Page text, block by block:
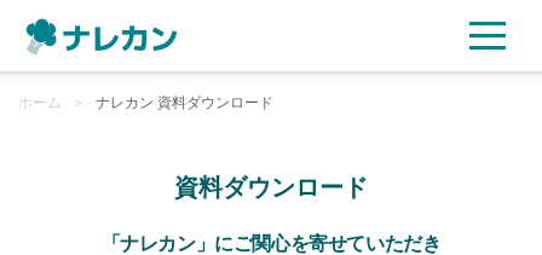
ご利用プラン
ご利用企業様の声
ホーム ＞ ナレカン 資料ダウンロード
資料ダウンロード
「ナレカン」にご関心を寄せていただき